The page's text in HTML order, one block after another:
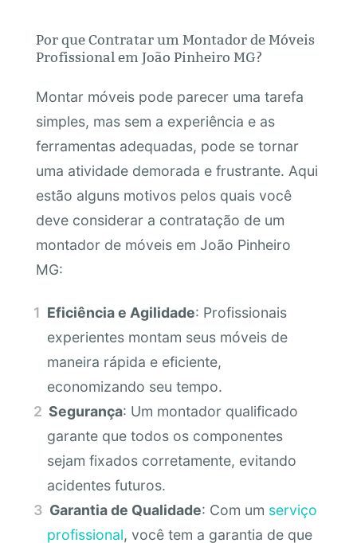
Por que Contratar um Montador de Móveis
Profissional em João Pinheiro MG?
Montar móveis pode parecer uma tarefa
simples, mas sem a experiência e as
ferramentas adequadas, pode se tornar
uma atividade demorada e frustrante. Aqui
estão alguns motivos pelos quais você
deve considerar a contratação de um
montador de móveis em João Pinheiro
MG:
Eficiência e Agilidade: Profissionais
experientes montam seus móveis de
maneira rápida e eficiente,
economizando seu tempo.
Segurança: Um montador qualificado
garante que todos os componentes
sejam fixados corretamente, evitando
acidentes futuros.
Garantia de Qualidade: Com um serviço
profissional, você tem a garantia de que